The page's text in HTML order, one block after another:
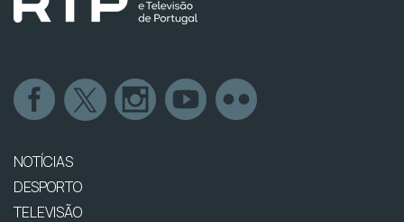
NOTÍCIAS
DESPORTO
TELEVISÃO